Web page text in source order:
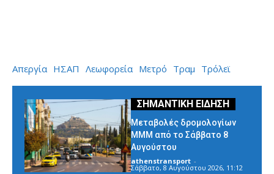
Απεργία ΗΣΑΠ Λεωφορεία Μετρό Τραμ Τρόλεϊ
Μεταβολές δρομολογίων
ΜΜΜ από το Σάββατο 8
Αυγούστου
athenstransport -
Σάββατο, 8 Αυγούστου 2026, 11:12